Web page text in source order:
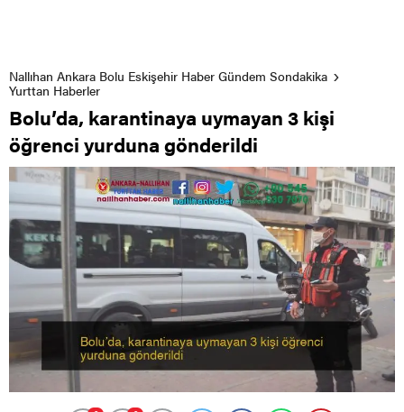
Nallıhan Ankara Bolu Eskişehir Haber Gündem Sondakika
Yurttan Haberler
Bolu’da, karantinaya uymayan 3 kişi
öğrenci yurduna gönderildi